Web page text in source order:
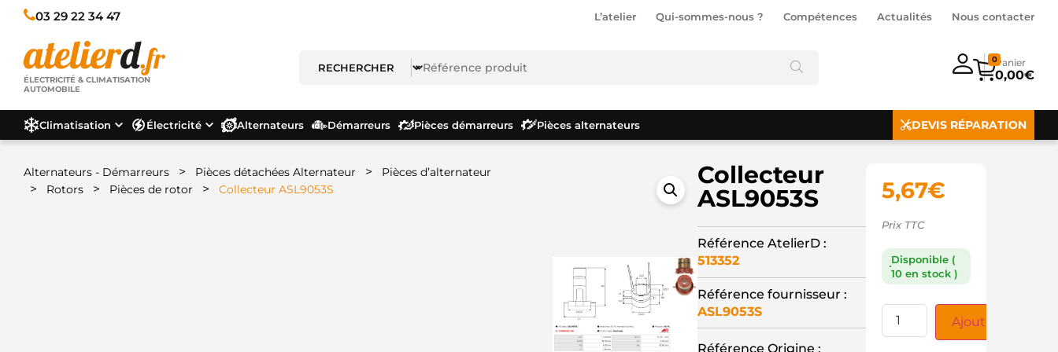
03 29 22 34 47 L’atelier Qui-sommes-nous ? Compétences Actualités Nous contacter
ÉLECTRICITÉ & CLIMATISATION
AUTOMOBILE
0,00€
0
Climatisation Électricité Alternateurs Démarreurs Pièces démarreurs Pièces alternateurs DEVIS RÉPARATION
Alternateurs - Démarreurs > Pièces détachées Alternateur > Pièces d’alternateur
> Rotors > Pièces de rotor > Collecteur ASL9053S
Collecteur
ASL9053S
Référence AtelierD :
513352
Référence fournisseur :
ASL9053S
Référence Origine :
5,67€
Prix TTC
Disponible (
10 en stock )
Ajouter au